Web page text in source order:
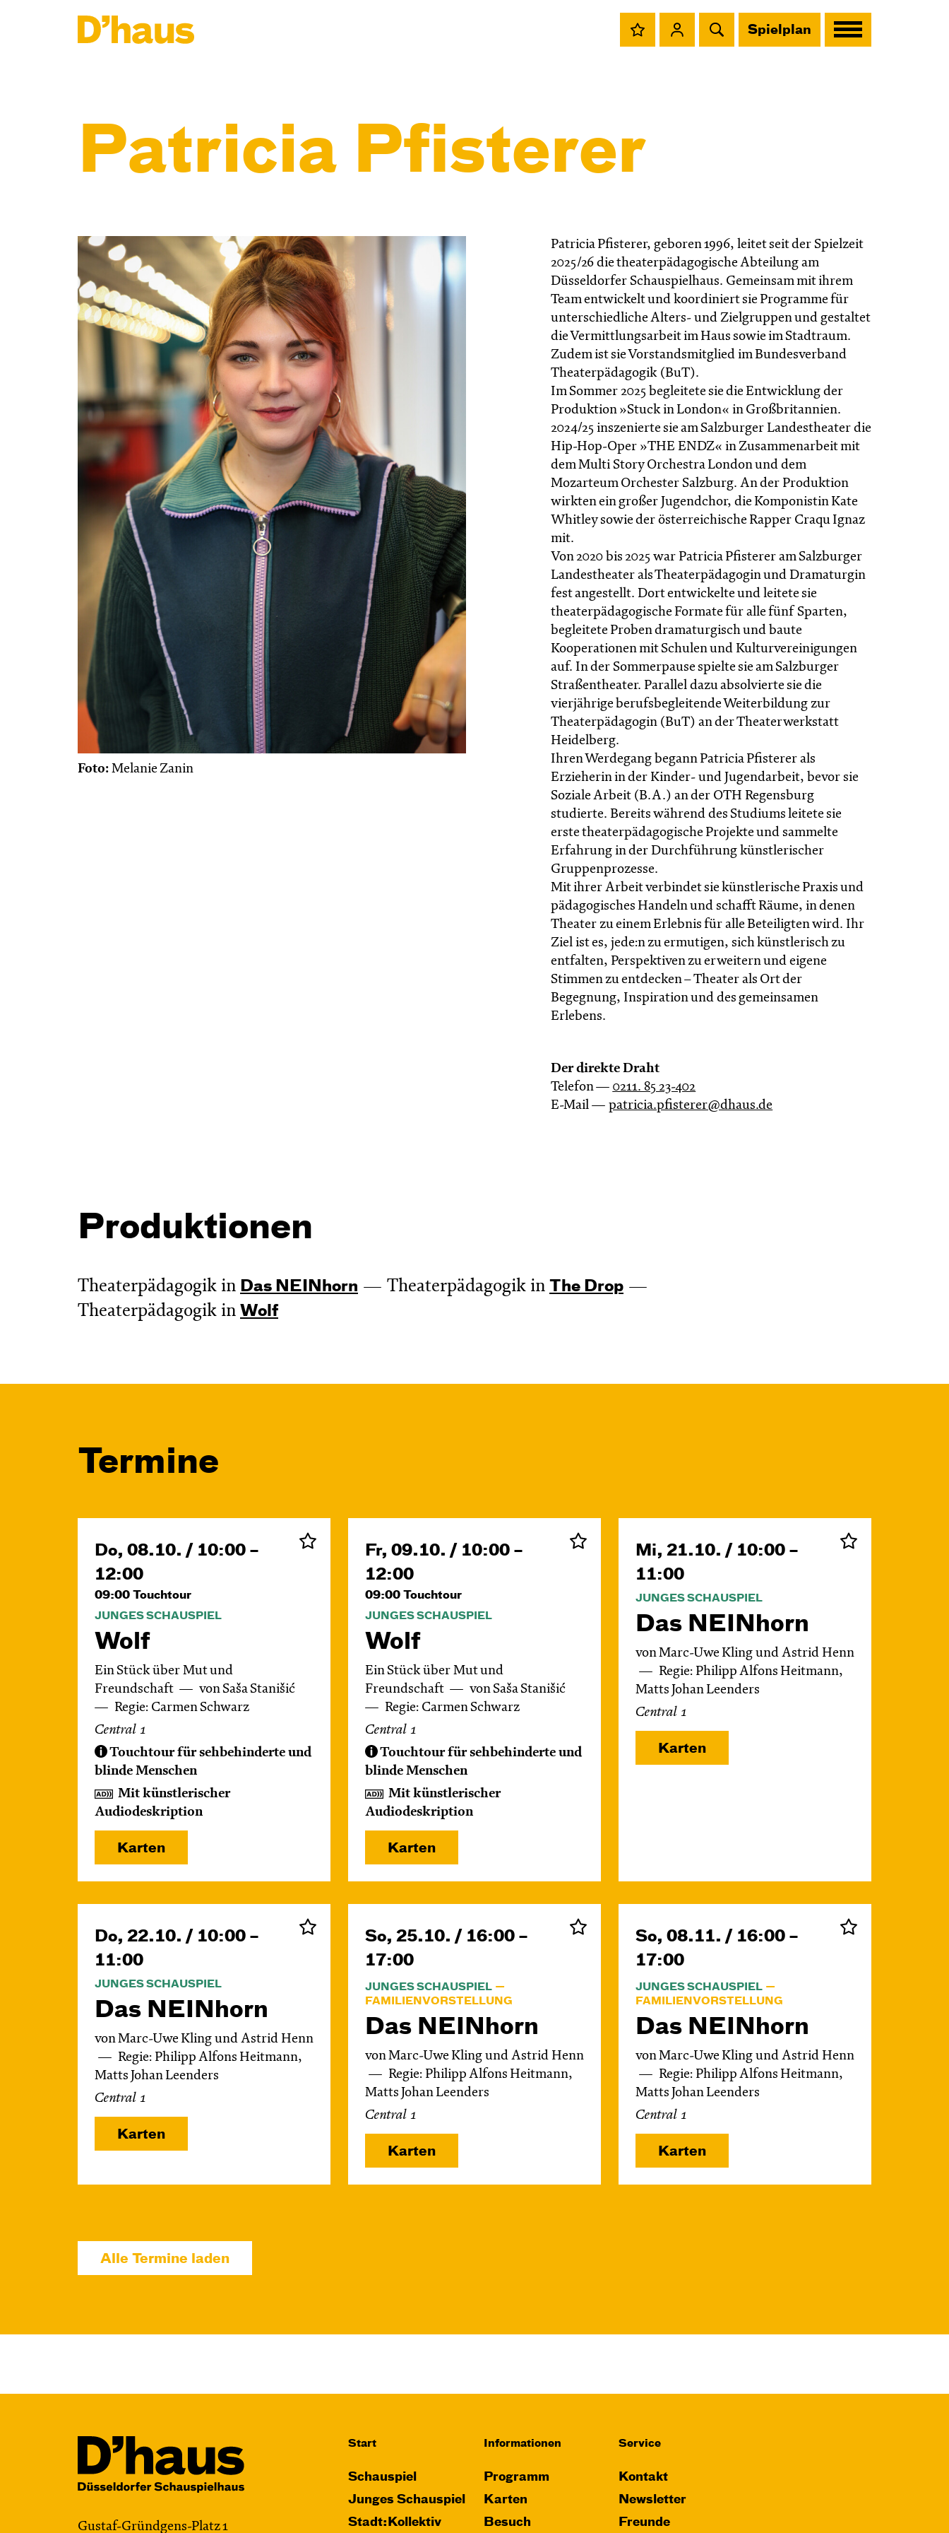
Spielplan
Patricia Pfisterer
Foto: Melanie Zanin
Patricia Pfisterer, geboren 1996, leitet seit der Spielzeit
2025/26 die theaterpädagogische Abteilung am
Düsseldorfer Schauspielhaus. Gemeinsam mit ihrem
Team entwickelt und koordiniert sie Programme für
unterschiedliche Alters- und Zielgruppen und gestaltet
die Vermittlungsarbeit im Haus sowie im Stadtraum.
Zudem ist sie Vorstandsmitglied im Bundesverband
Theaterpädagogik (BuT).
Im Sommer 2025 begleitete sie die Entwicklung der
Produktion »Stuck in London« in Großbritannien.
2024/25 inszenierte sie am Salzburger Landestheater die
Hip-Hop-Oper »THE ENDZ« in Zusammenarbeit mit
dem Multi Story Orchestra London und dem
Mozarteum Orchester Salzburg. An der Produktion
wirkten ein großer Jugendchor, die Komponistin Kate
Whitley sowie der österreichische Rapper Craqu Ignaz
mit.
Von 2020 bis 2025 war Patricia Pfisterer am Salzburger
Landestheater als Theaterpädagogin und Dramaturgin
fest angestellt. Dort entwickelte und leitete sie
theaterpädagogische Formate für alle fünf Sparten,
begleitete Proben dramaturgisch und baute
Kooperationen mit Schulen und Kulturvereinigungen
auf. In der Sommerpause spielte sie am Salzburger
Straßentheater. Parallel dazu absolvierte sie die
vierjährige berufsbegleitende Weiterbildung zur
Theaterpädagogin (BuT) an der Theaterwerkstatt
Heidelberg.
Ihren Werdegang begann Patricia Pfisterer als
Erzieherin in der Kinder- und Jugendarbeit, bevor sie
Soziale Arbeit (B.A.) an der OTH Regensburg
studierte. Bereits während des Studiums leitete sie
erste theaterpädagogische Projekte und sammelte
Erfahrung in der Durchführung künstlerischer
Gruppenprozesse.
Mit ihrer Arbeit verbindet sie künstlerische Praxis und
pädagogisches Handeln und schafft Räume, in denen
Theater zu einem Erlebnis für alle Beteiligten wird. Ihr
Ziel ist es, jede:n zu ermutigen, sich künstlerisch zu
entfalten, Perspektiven zu erweitern und eigene
Stimmen zu entdecken – Theater als Ort der
Begegnung, Inspiration und des gemeinsamen
Erlebens.
Der direkte Draht
Telefon — 0211. 85 23-402
E-Mail — patricia.pfisterer@dhaus.de
Produktionen
Theaterpädagogik in Das NEIN­horn Theaterpädagogik in The Drop
Theaterpädagogik in Wolf
Termine
Do, 08.10. / 10:00 –
12:00
09:00 Touchtour
JUNGES SCHAUSPIEL
Wolf
Ein Stück über Mut und
Freundschaft
von Saša Stanišić
Regie: Carmen Schwarz
Central 1
Touchtour für sehbehinderte und
blinde Menschen
Mit künstlerischer
Audiodeskription
Karten
Fr, 09.10. / 10:00 –
12:00
09:00 Touchtour
JUNGES SCHAUSPIEL
Wolf
Ein Stück über Mut und
Freundschaft
von Saša Stanišić
Regie: Carmen Schwarz
Central 1
Touchtour für sehbehinderte und
blinde Menschen
Mit künstlerischer
Audiodeskription
Karten
Mi, 21.10. / 10:00 –
11:00
JUNGES SCHAUSPIEL
Das NEIN­horn
von Marc-Uwe Kling und Astrid Henn
Regie: Philipp Alfons Heitmann,
Matts Johan Leenders
Central 1
Karten
Do, 22.10. / 10:00 –
11:00
JUNGES SCHAUSPIEL
Das NEIN­horn
von Marc-Uwe Kling und Astrid Henn
Regie: Philipp Alfons Heitmann,
Matts Johan Leenders
Central 1
Karten
So, 25.10. / 16:00 –
17:00
JUNGES SCHAUSPIEL
FAMILIENVORSTELLUNG
Das NEIN­horn
von Marc-Uwe Kling und Astrid Henn
Regie: Philipp Alfons Heitmann,
Matts Johan Leenders
Central 1
Karten
So, 08.11. / 16:00 –
17:00
JUNGES SCHAUSPIEL
FAMILIENVORSTELLUNG
Das NEIN­horn
von Marc-Uwe Kling und Astrid Henn
Regie: Philipp Alfons Heitmann,
Matts Johan Leenders
Central 1
Karten
Di, 10.11. / 10:00 –
11:00
Karten
Das NEIN­horn
Matts Johan Leenders
Das NEIN­horn
Matts Johan Leenders
Alle Termine laden
Gustaf-Gründgens-Platz 1
Start
Schauspiel
Junges Schauspiel
Stadt:Kollektiv
Informationen
Programm
Karten
Besuch
Service
Kontakt
Newsletter
Freunde